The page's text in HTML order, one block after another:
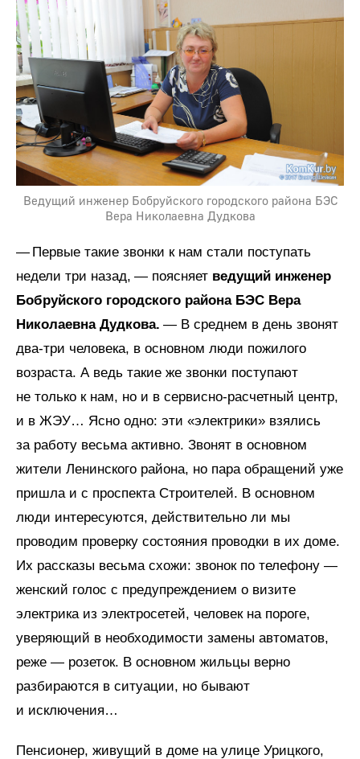
Ведущий инженер Бобруйского городского района БЭС
Вера Николаевна Дудкова
— Первые такие звонки к нам стали поступать
недели три назад, — поясняет ведущий инженер
Бобруйского городского района БЭС Вера
Николаевна Дудкова. — В среднем в день звонят
два-три человека, в основном люди пожилого
возраста. А ведь такие же звонки поступают
не только к нам, но и в сервисно-расчетный центр,
и в ЖЭУ… Ясно одно: эти «электрики» взялись
за работу весьма активно. Звонят в основном
жители Ленинского района, но пара обращений уже
пришла и с проспекта Строителей. В основном
люди интересуются, действительно ли мы
проводим проверку состояния проводки в их доме.
Их рассказы весьма схожи: звонок по телефону —
женский голос с предупреждением о визите
электрика из электросетей, человек на пороге,
уверяющий в необходимости замены автоматов,
реже — розеток. В основном жильцы верно
разбираются в ситуации, но бывают
и исключения…
Пенсионер, живущий в доме на улице Урицкого,